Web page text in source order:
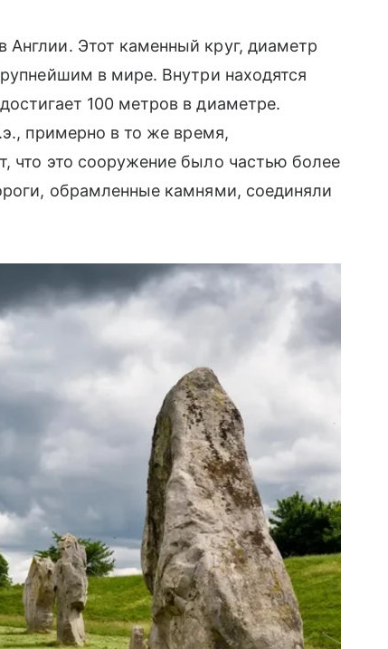
Этот каменный круг, диаметр
в мире. Внутри находятся
100 метров в диаметре.
примерно в то же время,
что это сооружение было частью более
обрамленные камнями, соединяли